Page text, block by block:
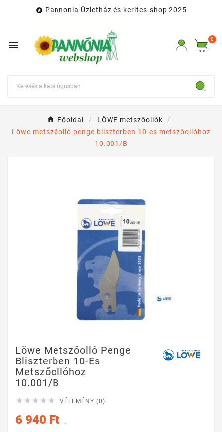
 Pannonia Üzletház és kerites.shop 2025

0
Főoldal
LÖWE metszőollók
Löwe metszőolló penge bliszterben 10-es metszőollóhoz
10.001/B
Löwe Metszőolló Penge
Bliszterben 10-Es
Metszőollóhoz
10.001/B
     VÉLEMÉNY (0)
6 940 Ft .